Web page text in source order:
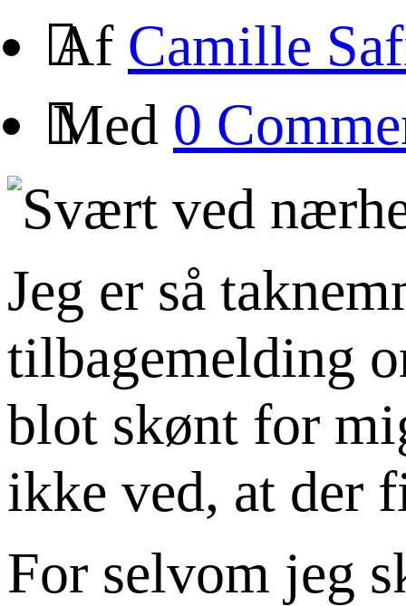
Af Camille
Med 0
Jeg er så
tilbagemelding
blot skønt for
ikke ved, at der
For selvom jeg